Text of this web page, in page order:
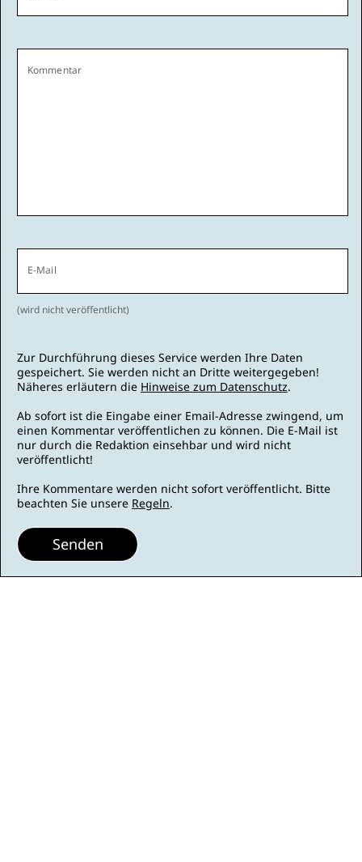
Kommentar
E-Mail
(wird nicht veröffentlicht)
Zur Durchführung dieses Service werden Ihre Daten
gespeichert. Sie werden nicht an Dritte weitergegeben!
Näheres erläutern die Hinweise zum Datenschutz.
Ab sofort ist die Eingabe einer Email-Adresse zwingend, um
einen Kommentar veröffentlichen zu können. Die E-Mail ist
nur durch die Redaktion einsehbar und wird nicht
veröffentlicht!
Ihre Kommentare werden nicht sofort veröffentlicht. Bitte
beachten Sie unsere Regeln.
Senden